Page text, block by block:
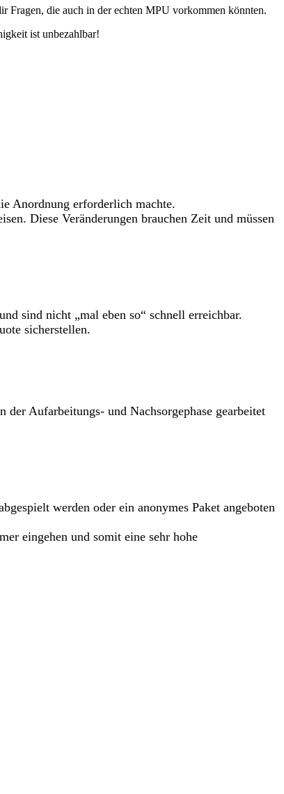
Fragen, die auch in der echten MPU vorkommen könnten.
ist unbezahlbar!
Anordnung erforderlich machte.
Diese Veränderungen brauchen Zeit und müssen
sind nicht „mal eben so“ schnell erreichbar.
sicherstellen.
Aufarbeitungs- und Nachsorgephase gearbeitet
werden oder ein anonymes Paket angeboten
eingehen und somit eine sehr hohe